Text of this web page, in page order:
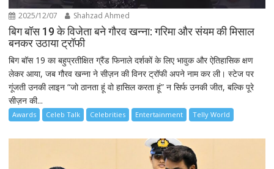
2025/12/07 Shahzad Ahmed
बिग बॉस 19 के विजेता बने गौरव खन्ना: गरिमा और संयम की मिसाल
बनकर उठाया ट्रॉफी
बिग बॉस 19 का बहुप्रतीक्षित ग्रैंड फिनाले दर्शकों के लिए भावुक और ऐतिहासिक क्षण
लेकर आया, जब गौरव खन्ना ने सीज़न की विनर ट्रॉफी अपने नाम कर ली। स्टेज पर
गूंजती उनकी लाइन “जो ठानता हूं वो हासिल करता हूं” न सिर्फ उनकी जीत, बल्कि पूरे
सीज़न की...
Awards Celeb Talk Celebrities Entertainment Telly World